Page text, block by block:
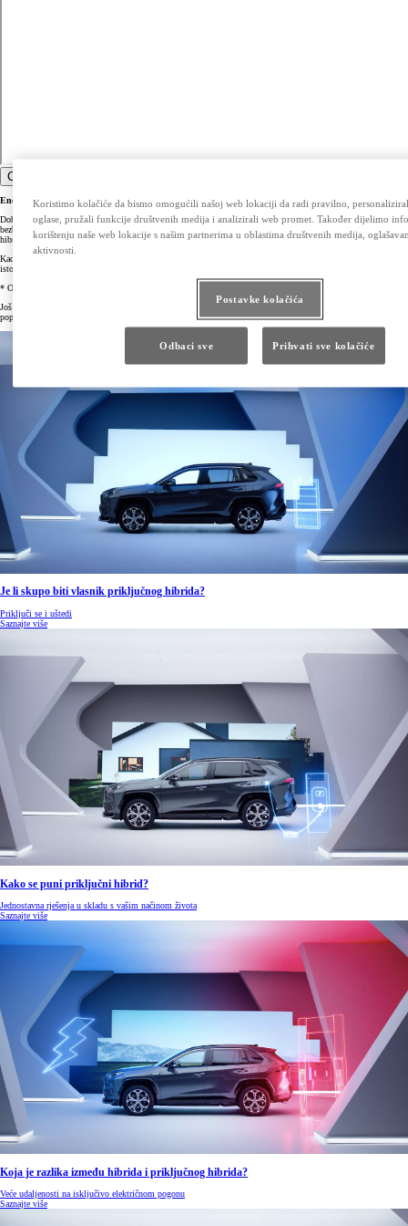
Click to play video
Energija stvorena da traje
Dobra je vijest da su baterije u Toyota priključnim hibridima stvorene da traju koliko i vozilo. Dodatnu
bezbrižnost pruža jamstvo na 5 godina ili 100.000 km* na svaku bateriju, a uz godišnji Zdravstveni pregled
hibrida (Hybrid Health Check), jamstveno pokriće za bateriju produljuje se i do 10 godina.
Kad bateriji istekne vijek trajanja, naš sustav vraćanja baterija osigurava sigurno i odgovorno postupanje s
istom.
* Ovisno o tome što ranije nastupi
Još uvijek se pitate koliko traju baterije priključnog hibrida? U nastavku možete pronaći odgovore na druga
popularna pitanja u vezi s priključnim hibridnim vozilima ili odabrati najbolji hibrid za sebe iz naše ponude.
Je li skupo biti vlasnik priključnog hibrida?
Priključi se i uštedi
Saznajte više
Kako se puni priključni hibrid?
Jednostavna rješenja u skladu s vašim načinom života
Saznajte više
Koja je razlika između hibrida i priključnog hibrida?
Veće udaljenosti na isključivo električnom pogonu
Saznajte više
Koristimo kolačiće da bismo omogućili našoj web lokaciji da radi pravilno,
oglase, pružali funkcije društvenih medija i analizirali web promet. Također dijelimo
korištenju naše web lokacije s našim partnerima u oblastima društvenih medija,
aktivnosti.
Postavke kolačića
Odbaci sve Prihvati sve kolačiće